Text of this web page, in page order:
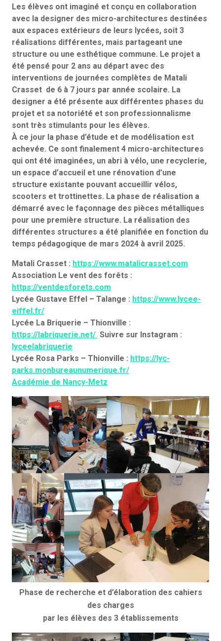
Les élèves ont imaginé et conçu en collaboration
avec la designer des micro-architectures destinées
aux espaces extérieurs de leurs lycées, soit 3
réalisations différentes, mais partageant une
structure ou une esthétique commune. Le projet a
été pensé pour 2 ans au départ avec des
interventions de journées complètes de Matali
Crasset de 6 à 7 jours par année scolaire. La
designer a été présente aux différentes phases du
projet et sa notoriété et son professionnalisme
sont très stimulants pour les élèves.
À ce jour la phase d’étude et de modélisation est
achevée. Ce sont finalement 4 micro-architectures
qui ont été imaginées, un abri à vélo, une recyclerie,
un espace d’accueil et une rénovation d’une
structure existante pouvant accueillir vélos,
scooters et trottinettes. La phase de réalisation a
démarré avec le façonnage des pièces métalliques
pour une première structure. La réalisation des
différentes structures a été planifiée en fonction du
temps pédagogique de mars 2024 à avril 2025.
Matali Crasset : https://www.matalicrasset.com
Association Le vent des forêts :
https://ventdesforets.com
Lycée Gustave Effel – Talange : https://www.lycee-
eiffel.fr/
Lycée La Briquerie – Thionville :
https://labriquerie.net/ Suivre sur Instagram :
lyceelabriquerie
Lycée Rosa Parks – Thionville : https://lyc-
parks.monbureaunumerique.fr/
Académie de Nancy-Metz
Phase de recherche et d’élaboration des cahiers
des charges
par les élèves des 3 établissements